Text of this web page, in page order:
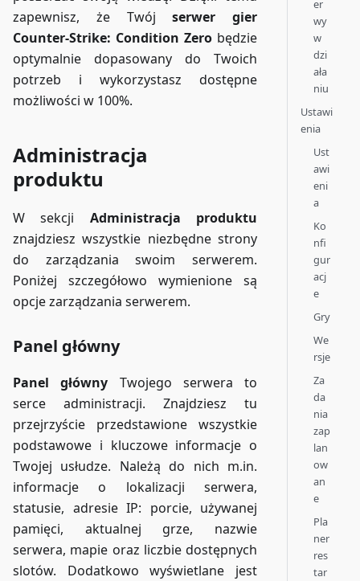
zapewnisz, że Twójserwer gier
Counter-Strike: Condition Zero będzie
optymalnie dopasowany do Twoich
potrzeb i wykorzystasz dostępne
możliwości w 100%.
Administracja
produktu
W sekcji Administracja produktu
znajdziesz wszystkie niezbędne strony
do zarządzania swoim serwerem.
Poniżej szczegółowo wymienione są
opcje zarządzania serwerem.
Panel główny
Panel główny Twojego serwera to
serce administracji. Znajdziesz tu
przejrzyście przedstawione wszystkie
podstawowe i kluczowe informacje o
Twojej usłudze. Należą do nich m.in.
informacje o lokalizacji serwera,
statusie, adresie IP: porcie, używanej
pamięci, aktualnej grze, nazwie
serwera, mapie oraz liczbie dostępnych
slotów. Dodatkowo wyświetlane jest
er
wy
w
dzi
ała
niu
Ustawi
enia
Ust
awi
eni
a
Ko
nfi
gur
acj
e
Gry
We
rsje
Za
da
nia
zap
lan
ow
an
e
Pla
ner
res
tar